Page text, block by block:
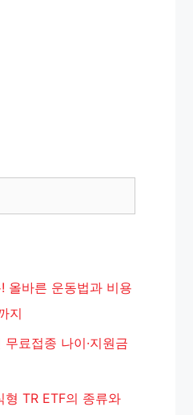
올바른 운동법과 비용
지
료접종 나이·지원금
형 TR ETF의 종류와